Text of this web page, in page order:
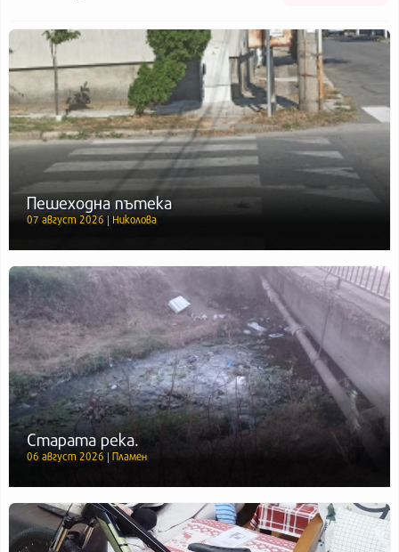
Пешеходна пътека
07 август 2026 | Николова
Старата река.
06 август 2026 | Пламен